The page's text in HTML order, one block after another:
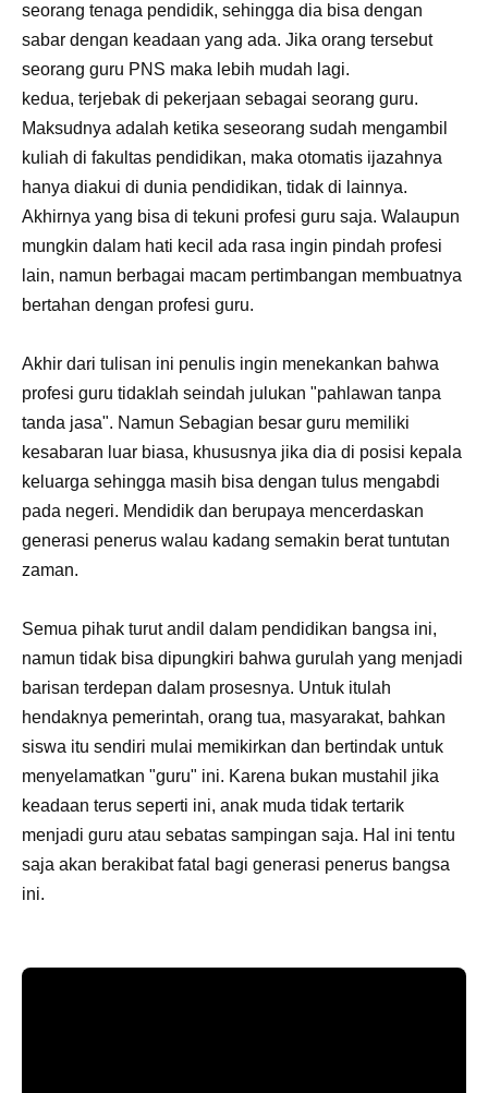
seorang tenaga pendidik, sehingga dia bisa dengan
sabar dengan keadaan yang ada. Jika orang tersebut
seorang guru PNS maka lebih mudah lagi.
kedua, terjebak di pekerjaan sebagai seorang guru.
Maksudnya adalah ketika seseorang sudah mengambil
kuliah di fakultas pendidikan, maka otomatis ijazahnya
hanya diakui di dunia pendidikan, tidak di lainnya.
Akhirnya yang bisa di tekuni profesi guru saja. Walaupun
mungkin dalam hati kecil ada rasa ingin pindah profesi
lain, namun berbagai macam pertimbangan membuatnya
bertahan dengan profesi guru.
Akhir dari tulisan ini penulis ingin menekankan bahwa
profesi guru tidaklah seindah julukan "pahlawan tanpa
tanda jasa". Namun Sebagian besar guru memiliki
kesabaran luar biasa, khususnya jika dia di posisi kepala
keluarga sehingga masih bisa dengan tulus mengabdi
pada negeri. Mendidik dan berupaya mencerdaskan
generasi penerus walau kadang semakin berat tuntutan
zaman.
Semua pihak turut andil dalam pendidikan bangsa ini,
namun tidak bisa dipungkiri bahwa gurulah yang menjadi
barisan terdepan dalam prosesnya. Untuk itulah
hendaknya pemerintah, orang tua, masyarakat, bahkan
siswa itu sendiri mulai memikirkan dan bertindak untuk
menyelamatkan "guru" ini. Karena bukan mustahil jika
keadaan terus seperti ini, anak muda tidak tertarik
menjadi guru atau sebatas sampingan saja. Hal ini tentu
saja akan berakibat fatal bagi generasi penerus bangsa
ini.